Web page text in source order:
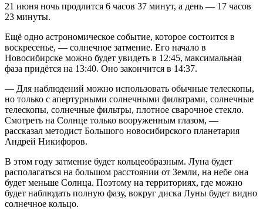
21 июня ночь продлится 6 часов 37 минут, а день — 17 часов
23 минуты.
Ещё одно астрономическое событие, которое состоится в
воскресенье, — солнечное затмение. Его начало в
Новосибирске можно будет увидеть в 12:45, максимальная
фаза придётся на 13:40. Оно закончится в 14:37.
— Для наблюдений можно использовать обычные телескопы,
но только с апертурными солнечными фильтрами, солнечные
телескопы, солнечные фильтры, плотное сварочное стекло.
Смотреть на Солнце только вооруженным глазом, —
рассказал методист Большого новосибирского планетария
Андрей Никифоров.
В этом году затмение будет кольцеобразным. Луна будет
располагаться на большом расстоянии от Земли, на небе она
будет меньше Солнца. Поэтому на территориях, где можно
будет наблюдать полную фазу, вокруг диска Луны будет видно
солнечное кольцо.